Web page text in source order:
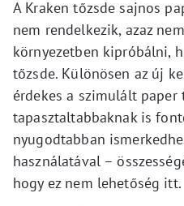
A Kraken tőzsde sajnos
nem rendelkezik, azaz
környezetben kipróbálni,
tőzsde. Különösen az új
érdekes a szimulált paper
tapasztaltabbaknak is
nyugodtabban
használatával –
hogy ez nem lehetőség itt.